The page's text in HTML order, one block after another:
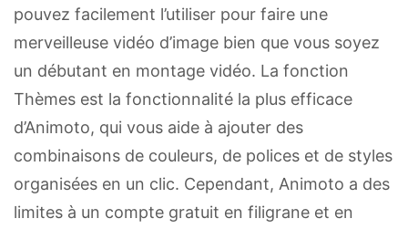
pouvez facilement l’utiliser pour faire une
merveilleuse vidéo d’image bien que vous soyez
un débutant en montage vidéo. La fonction
Thèmes est la fonctionnalité la plus efficace
d’Animoto, qui vous aide à ajouter des
combinaisons de couleurs, de polices et de styles
organisées en un clic. Cependant, Animoto a des
limites à un compte gratuit en filigrane et en